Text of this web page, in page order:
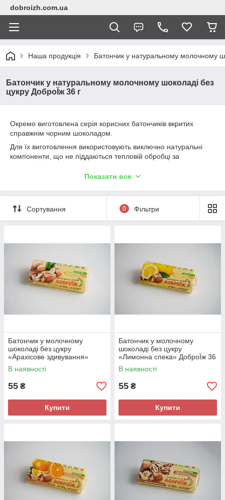
dobroizh.com.ua
Наша продукція Батончик у натуральному молочному
Батончик у натуральному молочному шоколаді без
цукру ДоброЇж 36 г
Окремо виготовлена серія корисних батончиків вкритих
справжнім чорним шоколадом.
Для їх виготовлення використовують виключно натуральні
компоненти, що не піддаються тепловій обробці за
технологією холодного пресингу, за рахунок чого не
руйнуються їхні корисні властивості.
Показати все
Сортування 0 Фільтри
Батончик у молочному
шоколаді без цукру
«Арахісове здивування»
ДоброЇж 36 г
В наявності
55 ₴
Купити
Батончик у молочному
шоколаді без цукру
«Лимонна спека» ДоброЇж 36
гВ наявності
55 ₴
Купити